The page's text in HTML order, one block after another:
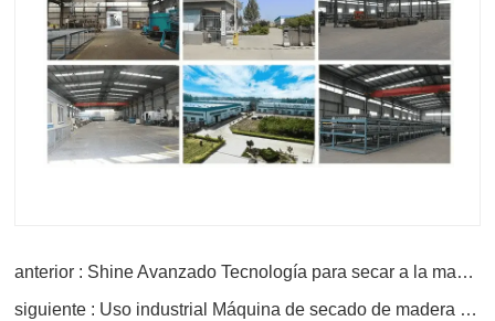
anterior : Shine Avanzado Tecnología para secar a la madera perfecta
siguiente : Uso industrial Máquina de secado de madera contrachapada con núcleo de aire caliente